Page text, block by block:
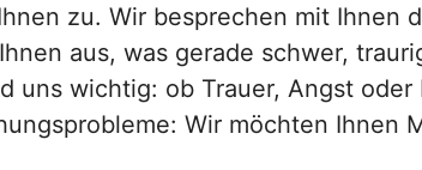
zu. Wir besprechen mit Ihnen
aus, was gerade schwer,
uns wichtig: ob Trauer, Angst
Wir möchten Ihnen